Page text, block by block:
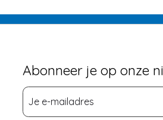
Abonneer je op onze